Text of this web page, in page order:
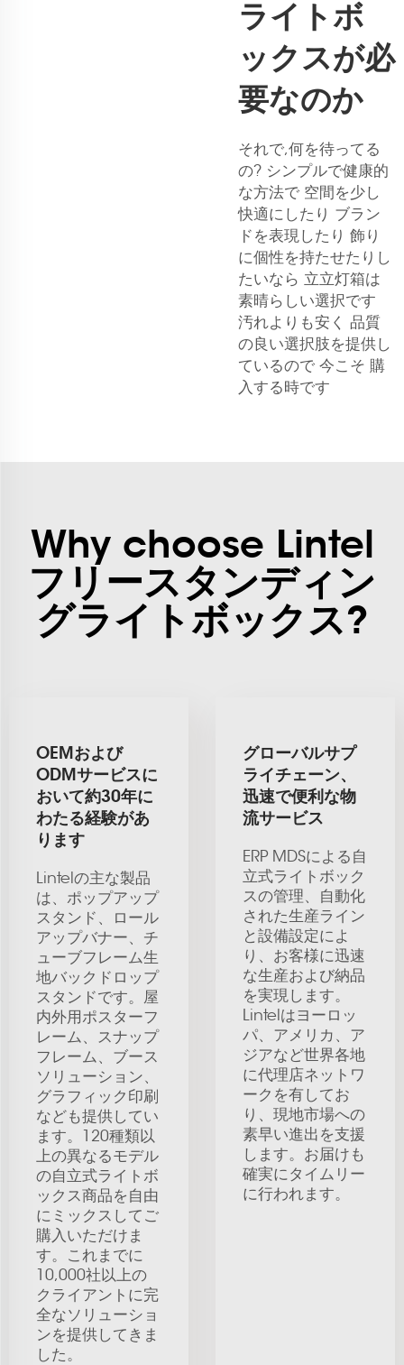
ライトボ
ックスが必
要なのか
それで,何を待ってる
の? シンプルで健康的
な方法で 空間を少し
快適にしたり ブラン
ドを表現したり 飾り
に個性を持たせたりし
たいなら 立立灯箱は
素晴らしい選択です
汚れよりも安く 品質
の良い選択肢を提供し
ているので 今こそ 購
入する時です
Why choose Lintel
フリースタンディン
グライトボックス?
OEMおよび
ODMサービスに
おいて約30年に
わたる経験があ
ります
Lintelの主な製品
は、ポップアップ
スタンド、ロール
アップバナー、チ
ューブフレーム生
地バックドロップ
スタンドです。屋
内外用ポスターフ
レーム、スナップ
フレーム、ブース
ソリューション、
グラフィック印刷
なども提供してい
ます。120種類以
上の異なるモデル
の自立式ライトボ
ックス商品を自由
にミックスしてご
購入いただけま
す。これまでに
10,000社以上の
クライアントに完
全なソリューショ
ンを提供してきま
した。
グローバルサプ
ライチェーン、
迅速で便利な物
流サービス
ERP MDSによる自
立式ライトボック
スの管理、自動化
された生産ライン
と設備設定によ
り、お客様に迅速
な生産および納品
を実現します。
Lintelはヨーロッ
パ、アメリカ、ア
ジアなど世界各地
に代理店ネットワ
ークを有してお
り、現地市場への
素早い進出を支援
します。お届けも
確実にタイムリー
に行われます。